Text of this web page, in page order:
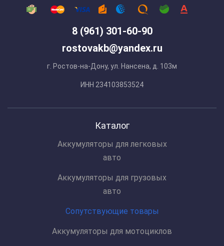
8 (961) 301-60-90
rostovakb@yandex.ru
г. Ростов-на-Дону, ул. Нансена, д. 103м
ИНН 234103853524
Каталог
Аккумуляторы для легковых
авто
Аккумуляторы для грузовых
авто
Сопутствующие товары
Аккумуляторы для мотоциклов